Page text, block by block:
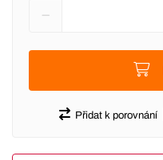
Přidat k porovnání